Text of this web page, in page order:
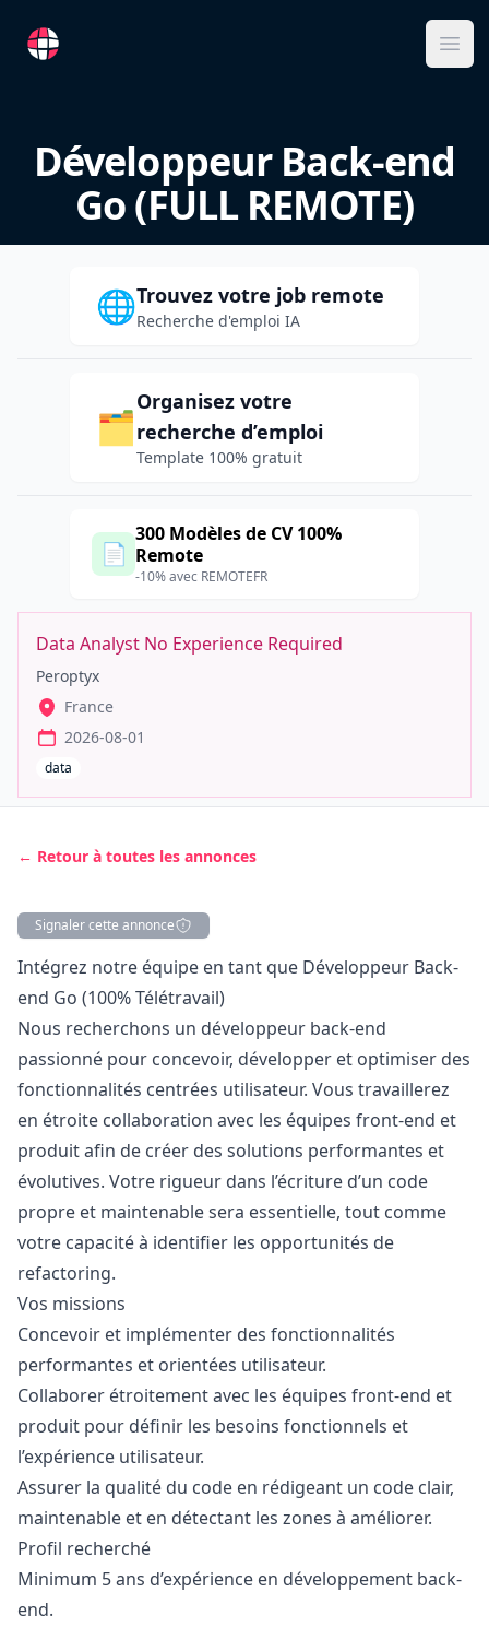
RemoteFR
Développeur Back-end
Go (FULL REMOTE)
🌐Trouvez votre job remote
Recherche d'emploi IA
🗂️
Organisez votre
recherche d’emploi
Template 100% gratuit
📄
300 Modèles de CV 100%
Remote
-10% avec REMOTEFR
Data Analyst No Experience Required
Peroptyx
France
2026-08-01
data
← Retour à toutes les annonces
Signaler cette annonce
Description
Intégrez notre équipe en tant que Développeur Back-
end Go (100% Télétravail)
Nous recherchons un développeur back-end
passionné pour concevoir, développer et optimiser des
fonctionnalités centrées utilisateur. Vous travaillerez
en étroite collaboration avec les équipes front-end et
produit afin de créer des solutions performantes et
évolutives. Votre rigueur dans l’écriture d’un code
propre et maintenable sera essentielle, tout comme
votre capacité à identifier les opportunités de
refactoring.
Vos missions
Concevoir et implémenter des fonctionnalités
performantes et orientées utilisateur.
Collaborer étroitement avec les équipes front-end et
produit pour définir les besoins fonctionnels et
l’expérience utilisateur.
Assurer la qualité du code en rédigeant un code clair,
maintenable et en détectant les zones à améliorer.
Profil recherché
Minimum 5 ans d’expérience en développement back-
end.